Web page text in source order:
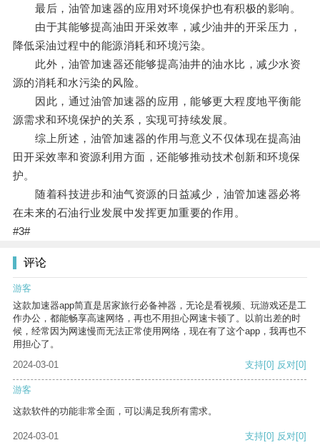
最后，油管加速器的应用对环境保护也有积极的影响。
由于其能够提高油田开采效率，减少油井的开采压力，
降低采油过程中的能源消耗和环境污染。
此外，油管加速器还能够提高油井的油水比，减少水资
源的消耗和水污染的风险。
因此，通过油管加速器的应用，能够更大程度地平衡能
源需求和环境保护的关系，实现可持续发展。
综上所述，油管加速器的作用与意义不仅体现在提高油
田开采效率和资源利用方面，还能够推动技术创新和环境保
护。
随着科技进步和油气资源的日益减少，油管加速器必将
在未来的石油行业发展中发挥更加重要的作用。
#3#
评论
游客
这款加速器app简直是居家旅行必备神器，无论是看视频、玩游戏还是工
作办公，都能畅享高速网络，再也不用担心网速卡顿了。以前出差的时
候，经常因为网速慢而无法正常使用网络，现在有了这个app，我再也不
用担心了。
2024-03-01
支持[0] 反对[0]
游客
这款软件的功能非常全面，可以满足我所有需求。
2024-03-01 支持[0] 反对[0]